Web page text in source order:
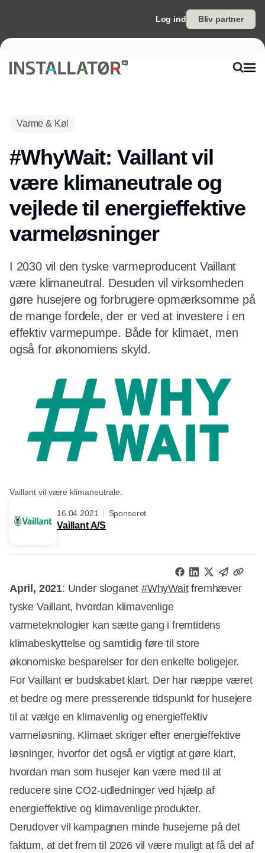
Log ind Bliv partner
Varme & Køl
#WhyWait: Vaillant vil
være klimaneutrale og
vejlede til energieffektive
varmeløsninger
I 2030 vil den tyske varmeproducent Vaillant
være klimaneutral. Desuden vil virksomheden
gøre husejere og forbrugere opmærksomme på
de mange fordele, der er ved at investere i en
effektiv varmepumpe. Både for klimaet, men
også for økonomiens skyld.
Vaillant vil være klimaneutrale.
16.04.2021 Sponseret
Vaillant A/S
April, 2021: Under sloganet #WhyWaitfremhæver
tyske Vaillant, hvordan klimavenlige
varmeteknologier kan sætte gang i fremtidens
klimabeskyttelse og samtidig føre til store
økonomiske besparelser for den enkelte boligejer.
For Vaillant er budskabet klart. Der har næppe været
et bedre og mere presserende tidspunkt for husejere
til at vælge en klimavenlig og energieffektiv
varmeløsning. Klimaet skriger efter energieffektive
løsninger, hvorfor det også er vigtigt at gøre klart,
hvordan man som husejer kan være med til at
reducere sine CO2-udledninger ved hjælp af
energieffektive og klimavenlige produkter.
Derudover vil kampagnen minde husejerne på det
faktum, at det frem til 2026 vil være muligt at få del af